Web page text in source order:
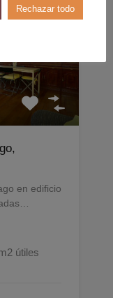
en edificio
útiles
Rechazar todo